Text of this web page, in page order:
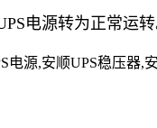
电源转为正常运转
源,安顺UPS稳压器,